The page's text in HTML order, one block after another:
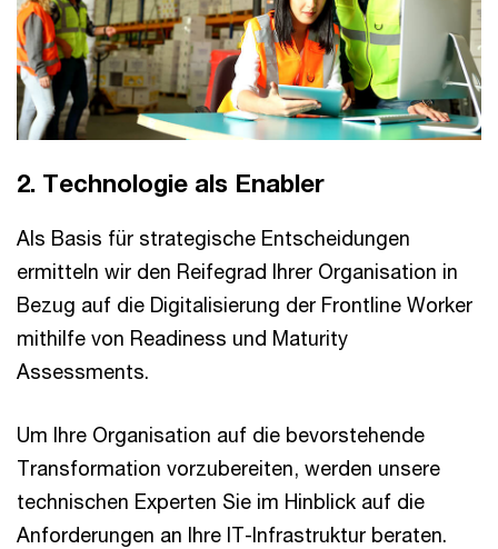
2. Technologie als Enabler
Als Basis für strategische Entscheidungen
ermitteln wir den Reifegrad Ihrer Organisation in
Bezug auf die Digitalisierung der Frontline Worker
mithilfe von Readiness und Maturity
Assessments.
Um Ihre Organisation auf die bevorstehende
Transformation vorzubereiten, werden unsere
technischen Experten Sie im Hinblick auf die
Anforderungen an Ihre IT-Infrastruktur beraten.